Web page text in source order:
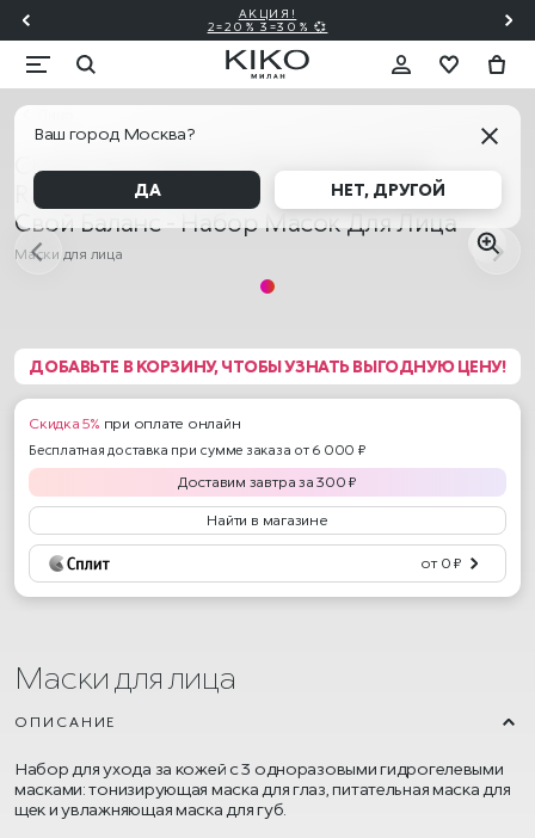
АКЦИЯ!
2=20% 3=30% 💞
Ваш город Москва?
ДА НЕТ, ДРУГОЙ
Create Your Balance Skincare Boost &
Relaxing Moment Face Mask Kit / Создай
Свой Баланс - Набор Масок Для Лица
Маски для лица
ДОБАВЬТЕ В КОРЗИНУ, ЧТОБЫ УЗНАТЬ ВЫГОДНУЮ ЦЕНУ!
Скидка 5% при оплате онлайн
Бесплатная доставка при сумме заказа от 6 000 ₽
Доставим завтра за300 ₽
Найти в магазине
от 0 ₽
Маски для лица
ОПИСАНИЕ
Набор для ухода за кожей с 3 одноразовыми гидрогелевыми
масками: тонизирующая маска для глаз, питательная маска для
щек и увлажняющая маска для губ.